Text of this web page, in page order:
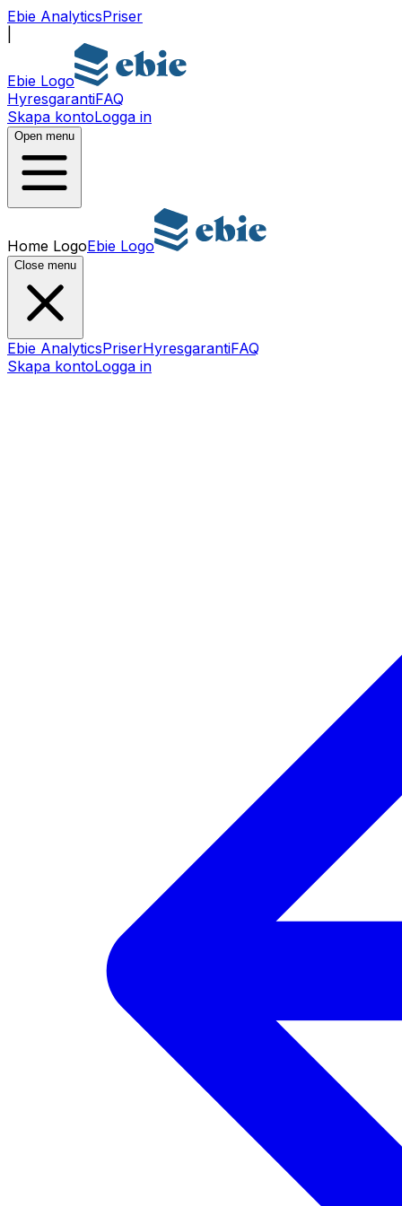
Ebie AnalyticsPriser
Ebie Logo
HyresgarantiFAQ
Skapa kontoLogga in
Open menu
Home LogoEbie Logo
Close menu
Ebie AnalyticsPriserHyresgarantiFAQ
Skapa kontoLogga in